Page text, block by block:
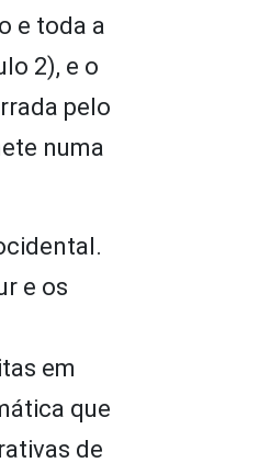
e toda a
2), e o
pelo
numa
e os
em
que
de